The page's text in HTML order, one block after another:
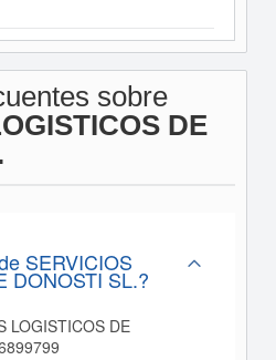
sobre
DE
SERVICIOS
DONOSTI SL.?
LOGISTICOS DE